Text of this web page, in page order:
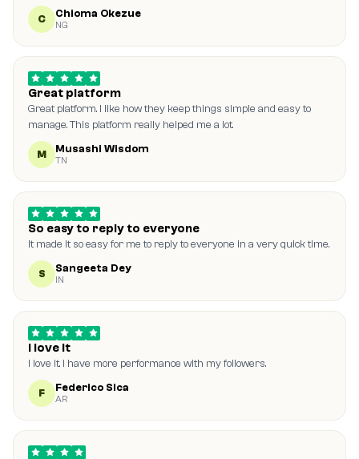
C Chioma Okezue
NG
Great platform
Great platform. I like how they keep things simple and easy to
manage. This platform really helped me a lot.
M Musashi Wisdom
TN
So easy to reply to everyone
It made it so easy for me to reply to everyone in a very quick time.
S Sangeeta Dey
IN
I love it
I love it. I have more performance with my followers.
F Federico Sica
AR